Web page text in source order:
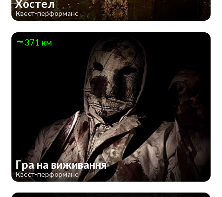
Хостел
Квест-перформанс
371 км
Гра на виживання
Квест-перформанс